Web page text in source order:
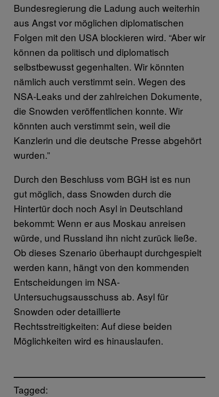
Bundesregierung die Ladung auch weiterhin
aus Angst vor möglichen diplomatischen
Folgen mit den USA blockieren wird. “Aber wir
können da politisch und diplomatisch
selbstbewusst gegenhalten. Wir könnten
nämlich auch verstimmt sein. Wegen des
NSA-Leaks und der zahlreichen Dokumente,
die Snowden veröffentlichen konnte. Wir
könnten auch verstimmt sein, weil die
Kanzlerin und die deutsche Presse abgehört
wurden.”
Durch den Beschluss vom BGH ist es nun
gut möglich, dass Snowden durch die
Hintertür doch noch Asyl in Deutschland
bekommt: Wenn er aus Moskau anreisen
würde, und Russland ihn nicht zurück ließe.
Ob dieses Szenario überhaupt durchgespielt
werden kann, hängt von den kommenden
Entscheidungen im NSA-
Untersuchugsausschuss ab. Asyl für
Snowden oder detaillierte
Rechtsstreitigkeiten: Auf diese beiden
Möglichkeiten wird es hinauslaufen.
Tagged: